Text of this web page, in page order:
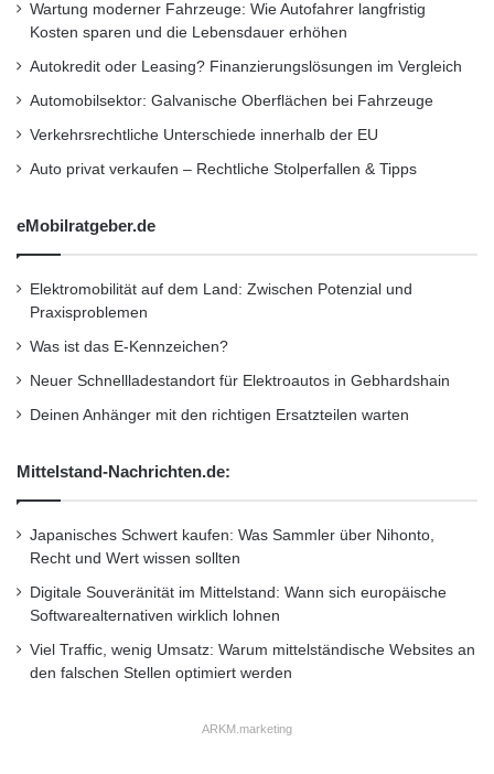
Wartung moderner Fahrzeuge: Wie Autofahrer langfristig
Kosten sparen und die Lebensdauer erhöhen
Autokredit oder Leasing? Finanzierungslösungen im Vergleich
Automobilsektor: Galvanische Oberflächen bei Fahrzeuge
Verkehrsrechtliche Unterschiede innerhalb der EU
Auto privat verkaufen – Rechtliche Stolperfallen & Tipps
eMobilratgeber.de
Elektromobilität auf dem Land: Zwischen Potenzial und
Praxisproblemen
Was ist das E-Kennzeichen?
Neuer Schnellladestandort für Elektroautos in Gebhardshain
Deinen Anhänger mit den richtigen Ersatzteilen warten
Mittelstand-Nachrichten.de:
Japanisches Schwert kaufen: Was Sammler über Nihonto,
Recht und Wert wissen sollten
Digitale Souveränität im Mittelstand: Wann sich europäische
Softwarealternativen wirklich lohnen
Viel Traffic, wenig Umsatz: Warum mittelständische Websites an
den falschen Stellen optimiert werden
ARKM.marketing